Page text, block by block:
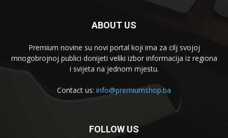
ABOUT US
Premium novine su novi portal koji ima za cilj svojoj
mnogobrojnoj publici donijeti veliki izbor informacija iz regiona
i svijeta na jednom mjestu.
Contact us: info@premiumshop.ba
FOLLOW US